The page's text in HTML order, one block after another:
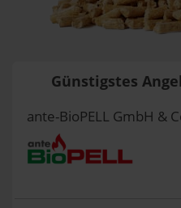
Günstigstes
ante-BioPELL GmbH &